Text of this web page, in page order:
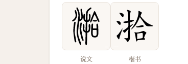
说文 楷书